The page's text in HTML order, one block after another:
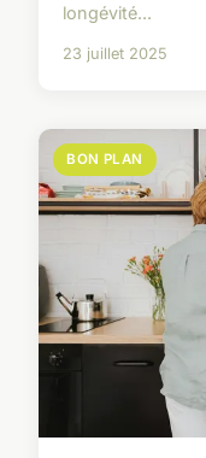
longévité...
23 juillet 2025
BON PLAN